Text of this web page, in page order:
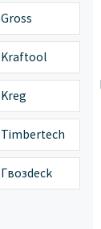
Gross
Kraftool
Kreg
Timbertech
Гвозdeck